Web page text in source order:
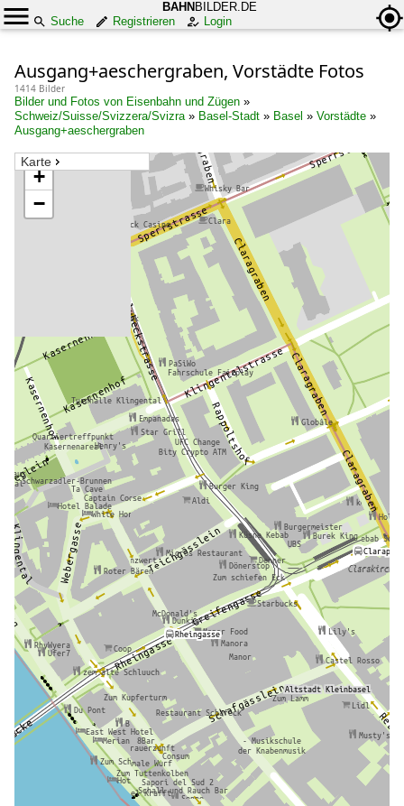
BAHN BILDER.DE
Suche
Registrieren Login
Ausgang+aeschergraben, Vorstädte Fotos
1414 Bilder
Bilder und Fotos von Eisenbahn und Zügen »
Schweiz/Suisse/Svizzera/Svizra» Basel-Stadt » Basel » Vorstädte »
Ausgang+aeschergraben
Karte
+
−